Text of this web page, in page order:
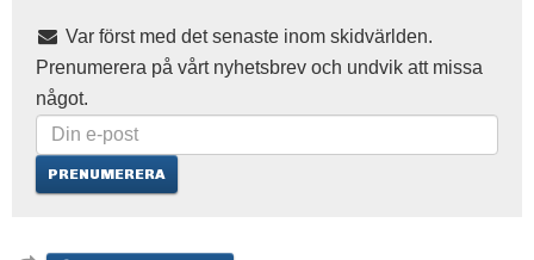
Var först med det senaste inom skidvärlden.
Prenumerera på vårt nyhetsbrev och undvik att missa
något.